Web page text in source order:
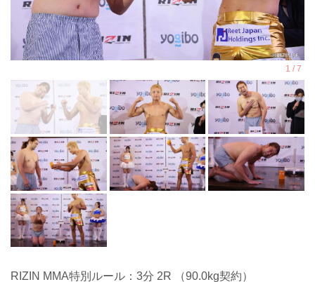
RIZIN MMA特別ルール：3分 2R （90.0kg契約）